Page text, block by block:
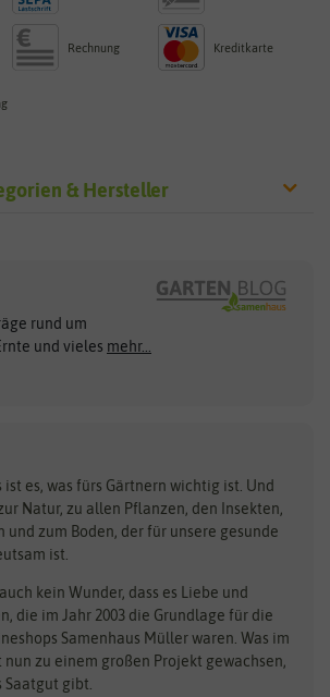
Rechnung Kreditkarte
& Hersteller
Clever Pots
COMPO
Dürr-Samen
elho
Feldsaaten Freudenberger
Fertil
Flora Elite
rund um
und vieles mehr...
ist es, was fürs Gärtnern wichtig ist. Und
Natur, zu allen Pflanzen, den Insekten,
und zum Boden, der für unsere gesunde
ist.
kein Wunder, dass es Liebe und
die im Jahr 2003 die Grundlage für die
Samenhaus Müller waren. Was im
nun zu einem großen Projekt gewachsen,
Saatgut gibt.